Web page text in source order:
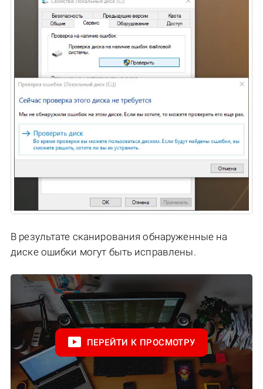
В результате сканирования обнаруженные на
диске ошибки могут быть исправлены.
ПЕРЕЙТИ К ПРОСМОТРУ